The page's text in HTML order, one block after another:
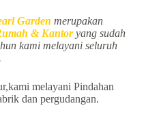
Garden merupakan
& Kantor yang sudah
kami melayani seluruh
melayani Pindahan
dan pergudangan.